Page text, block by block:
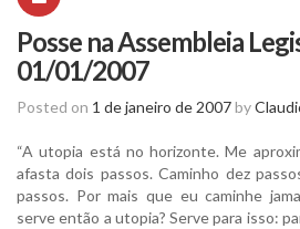
Posse na Assembleia
01/01/2007
Posted on 1 de janeiro de 2007by
“A utopia está no horizonte. Me
afasta dois passos. Caminho dez
passos. Por mais que eu caminhe
serve então a utopia? Serve para isso: